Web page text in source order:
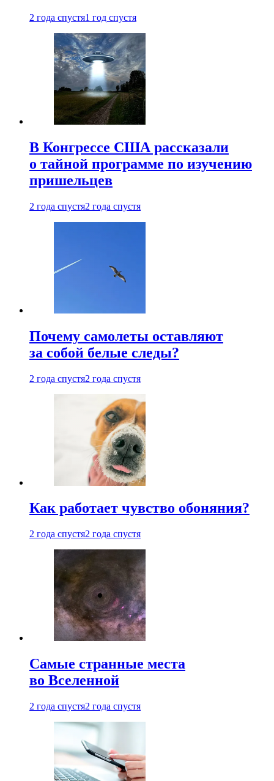
2 года спустя1 год спустя
В Конгрессе США рассказали
о тайной программе по изучению
пришельцев
2 года спустя2 года спустя
Почему самолеты оставляют
за собой белые следы?
2 года спустя2 года спустя
Как работает чувство обоняния?
2 года спустя2 года спустя
Самые странные места
во Вселенной
2 года спустя2 года спустя